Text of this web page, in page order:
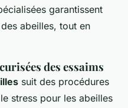
garantissent
abeilles, tout en
des essaims
suit des procédures
stress pour les abeilles